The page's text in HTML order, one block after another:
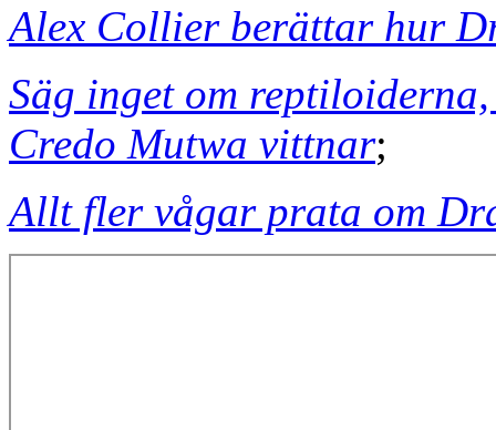
Alex Collier berättar hur
Säg inget om
Credo Mutwa vittnar;
Allt fler vågar prata om